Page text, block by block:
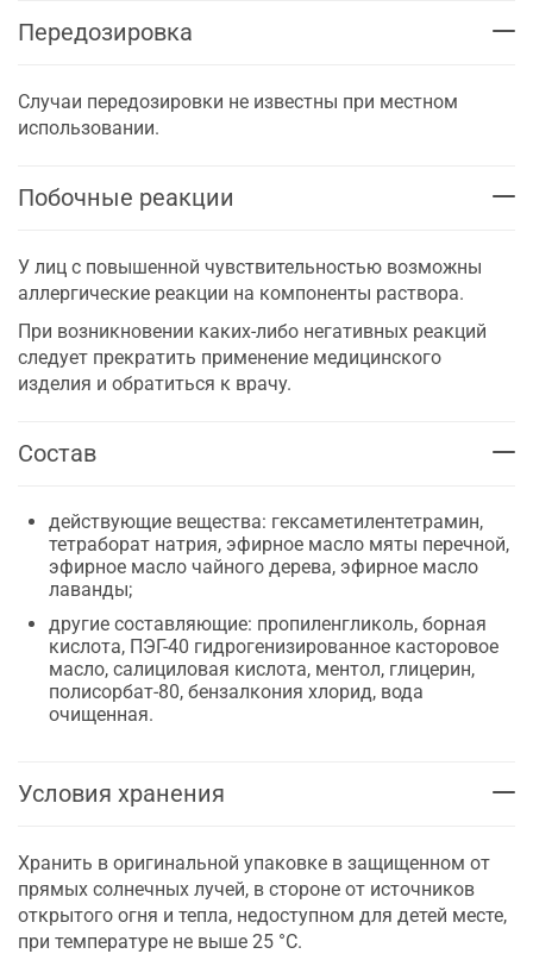
Передозировка
Случаи передозировки не известны при местном
использовании.
Побочные реакции
У лиц с повышенной чувствительностью возможны
аллергические реакции на компоненты раствора.
При возникновении каких-либо негативных реакций
следует прекратить применение медицинского
изделия и обратиться к врачу.
Состав
действующие вещества: гексаметилентетрамин,
тетраборат натрия, эфирное масло мяты перечной,
эфирное масло чайного дерева, эфирное масло
лаванды;
другие составляющие: пропиленгликоль, борная
кислота, ПЭГ-40 гидрогенизированное касторовое
масло, салициловая кислота, ментол, глицерин,
полисорбат-80, бензалкония хлорид, вода
очищенная.
Условия хранения
Хранить в оригинальной упаковке в защищенном от
прямых солнечных лучей, в стороне от источников
открытого огня и тепла, недоступном для детей месте,
при температуре не выше 25 °С.